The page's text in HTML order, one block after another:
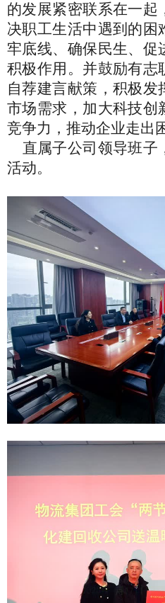
的发展紧密联系在一起
决职工生活中遇到的困
牢底线、确保民生、促
积极作用。 并鼓励有志
自荐建言献策，积极
市场需求，加大科技创
竞争力，推动企业走出
直属子公司领导班子
活动。